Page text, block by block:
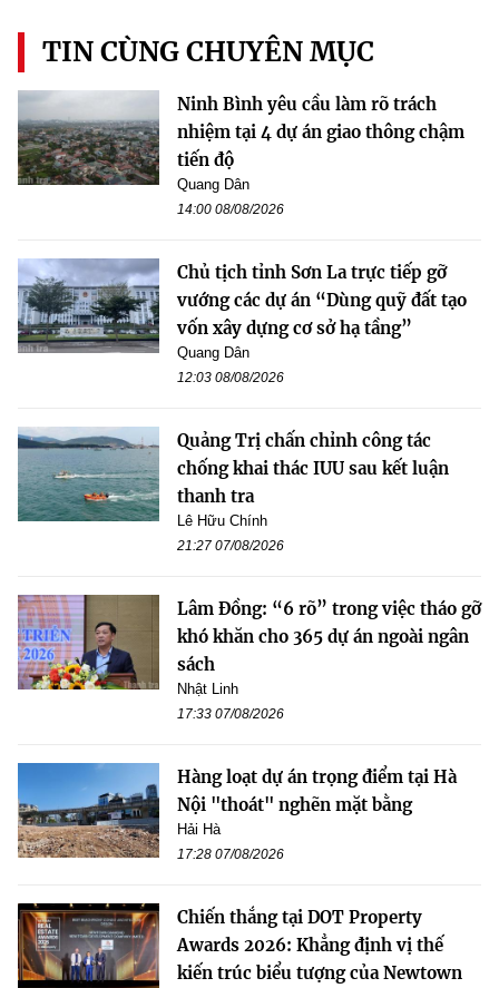
TIN CÙNG CHUYÊN MỤC
Ninh Bình yêu cầu làm rõ trách
nhiệm tại 4 dự án giao thông chậm
tiến độ
Quang Dân
14:00 08/08/2026
Chủ tịch tỉnh Sơn La trực tiếp gỡ
vướng các dự án “Dùng quỹ đất tạo
vốn xây dựng cơ sở hạ tầng”
Quang Dân
12:03 08/08/2026
Quảng Trị chấn chỉnh công tác
chống khai thác IUU sau kết luận
thanh tra
Lê Hữu Chính
21:27 07/08/2026
Lâm Đồng: “6 rõ” trong việc tháo gỡ
khó khăn cho 365 dự án ngoài ngân
sách
Nhật Linh
17:33 07/08/2026
Hàng loạt dự án trọng điểm tại Hà
Nội "thoát" nghẽn mặt bằng
Hải Hà
17:28 07/08/2026
Chiến thắng tại DOT Property
Awards 2026: Khẳng định vị thế
kiến trúc biểu tượng của Newtown